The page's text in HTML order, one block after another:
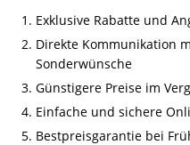
Exklusive Rabatte und
Direkte Kommunikation
Sonderwünsche
Günstigere Preise im
Einfache und sichere
Bestpreisgarantie bei